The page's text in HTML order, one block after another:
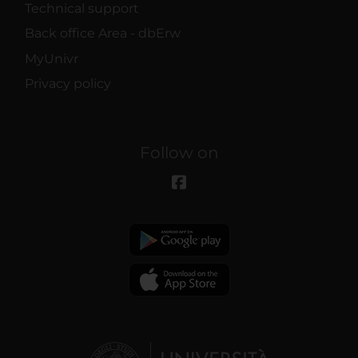
Technical support
Back office Area - dbErw
MyUnivr
Privacy policy
Follow on